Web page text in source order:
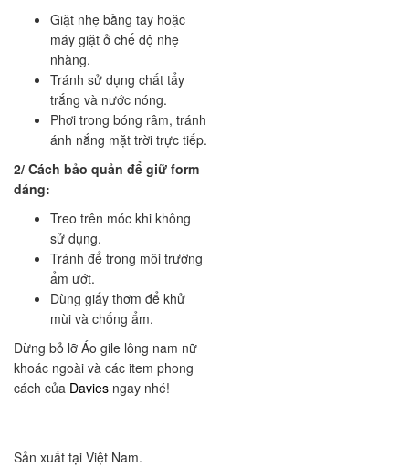
Giặt nhẹ bằng tay hoặc
máy giặt ở chế độ nhẹ
nhàng.
Tránh sử dụng chất tẩy
trắng và nước nóng.
Phơi trong bóng râm, tránh
ánh nắng mặt trời trực tiếp.
2/ Cách bảo quản để giữ form
dáng:
Treo trên móc khi không
sử dụng.
Tránh để trong môi trường
ẩm ướt.
Dùng giấy thơm để khử
mùi và chống ẩm.
Đừng bỏ lỡ Áo gile lông nam nữ
khoác ngoài và các item phong
cách của Davies ngay nhé!
Sản xuất tại Việt Nam.